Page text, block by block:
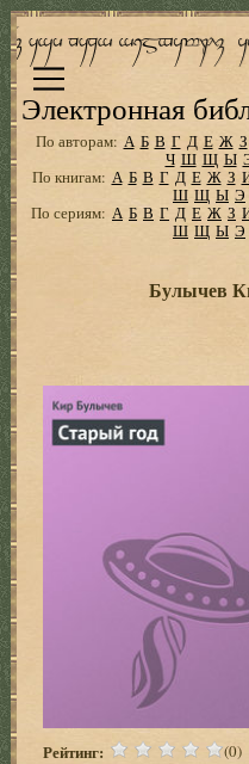
Электронная
По авторам: А Б В Г Д Е Ж З
Ч Ш Щ Ы
По книгам: А Б В Г Д Е Ж З
Ш Щ Ы Э
По сериям: А Б В Г Д Е Ж З
Ш Щ Ы Э
Булычев
Рейтинг: (0)